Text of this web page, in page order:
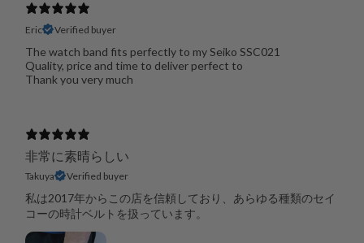
Eric Verified buyer
The watch band fits perfectly to my Seiko SSC021
Quality, price and time to deliver perfect to
Thank you very much
非常に素晴らしい
Takuya Verified buyer
私は2017年からこの店を信頼しており、あらゆる種類のセイ
コーの時計ベルトを扱っています。